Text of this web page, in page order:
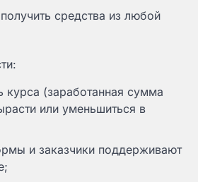
средства из любой
курса (заработанная сумма
или уменьшиться в
и заказчики поддерживают